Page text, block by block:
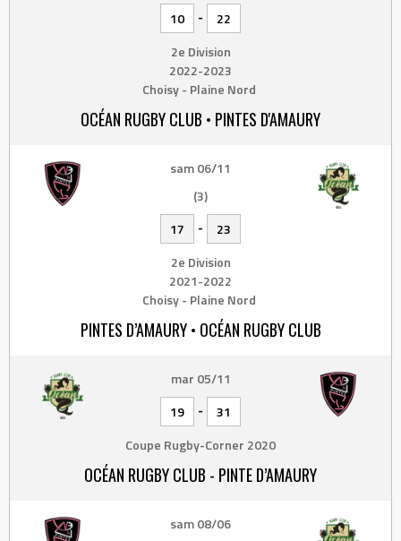
10
-
22
2e Division
2022-2023
Choisy - Plaine Nord
OCÉAN RUGBY CLUB • PINTES D'AMAURY
sam 06/11
(3)
17
-
23
2e Division
2021-2022
Choisy - Plaine Nord
PINTES D’AMAURY • OCÉAN RUGBY CLUB
mar 05/11
19
-
31
Coupe Rugby-Corner 2020
OCÉAN RUGBY CLUB - PINTE D’AMAURY
sam 08/06